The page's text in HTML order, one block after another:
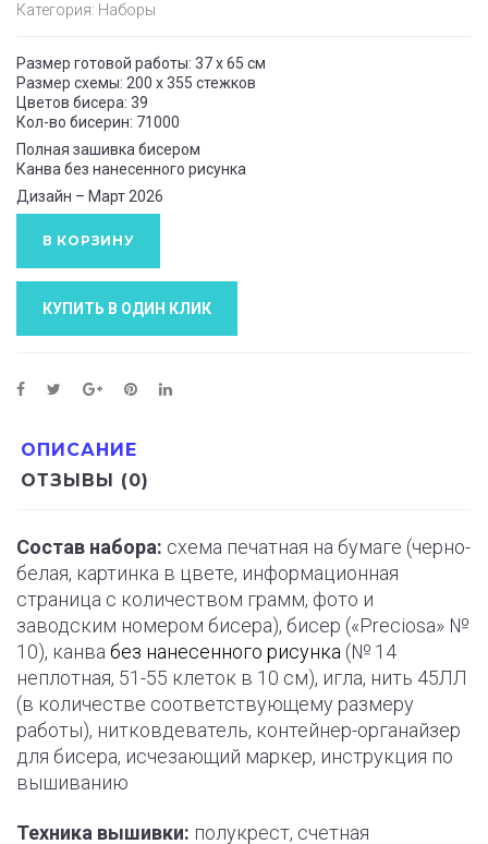
Категория: Наборы
Размер готовой работы: 37 x 65 см
Размер схемы: 200 x 355 стежков
Цветов бисера: 39
Кол-во бисерин: 71000
Полная зашивка бисером
Канва без нанесенного рисунка
Дизайн – Март 2026
В КОРЗИНУ
КУПИТЬ В ОДИН КЛИК
ОПИСАНИЕ
ОТЗЫВЫ (0)
Состав набора: схема печатная на бумаге (черно-
белая, картинка в цвете, информационная
страница с количеством грамм, фото и
заводским номером бисера), бисер («Preciosa» №
10), канва без нанесенного рисунка (№ 14
неплотная, 51-55 клеток в 10 см), игла, нить 45ЛЛ
(в количестве соответствующему размеру
работы), нитковдеватель, контейнер-органайзер
для бисера, исчезающий маркер, инструкция по
вышиванию
Техника вышивки: полукрест, счетная